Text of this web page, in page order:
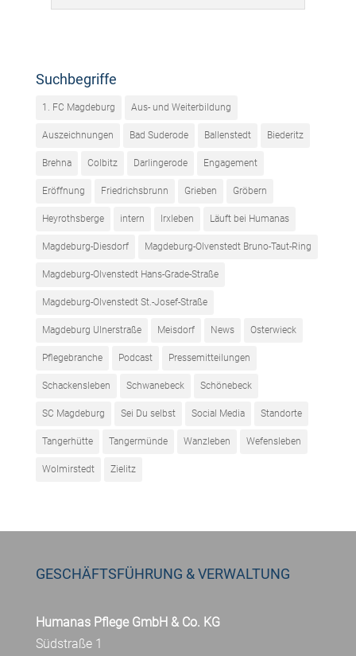
Suchbegriffe
1. FC Magdeburg Aus- und Weiterbildung
Auszeichnungen Bad Suderode Ballenstedt Biederitz
Brehna Colbitz Darlingerode Engagement
Eröffnung Friedrichsbrunn Grieben Gröbern
Heyrothsberge intern Irxleben Läuft bei Humanas
Magdeburg-Diesdorf Magdeburg-Olvenstedt Bruno-Taut-Ring
Magdeburg-Olvenstedt Hans-Grade-Straße
Magdeburg-Olvenstedt St.-Josef-Straße
Magdeburg Ulnerstraße Meisdorf News Osterwieck
Pflegebranche Podcast Pressemitteilungen
Schackensleben Schwanebeck Schönebeck
SC Magdeburg Sei Du selbst Social Media Standorte
Tangerhütte Tangermünde Wanzleben Wefensleben
Wolmirstedt Zielitz
GESCHÄFTSFÜHRUNG & VERWALTUNG
Humanas Pflege GmbH & Co. KG
Südstraße 1